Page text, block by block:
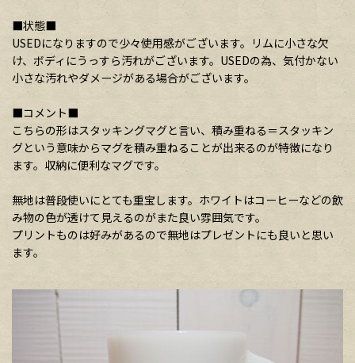
■状態■
USEDになりますので少々使用感がございます。リムに小さな欠
け、ボディにうっすら汚れがございます。USEDの為、気付かない
小さな汚れやダメージがある場合がございます。
■コメント■
こちらの形はスタッキングマグと言い、積み重ねる＝スタッキン
グという意味からマグを積み重ねることが出来るのが特徴になり
ます。収納に便利なマグです。
無地は普段使いにとても重宝します。ホワイトはコーヒーなどの飲
み物の色が透けて見えるのがまた良い雰囲気です。
プリントものは好みがあるので無地はプレゼントにも良いと思い
ます。